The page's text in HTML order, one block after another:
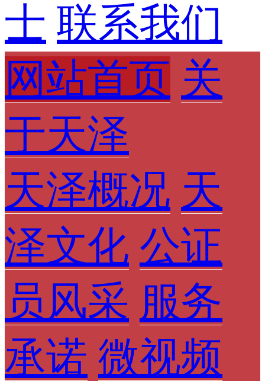
士 联系我们
网站首页 关
于天泽
天泽概况 天
泽文化 公证
员风采 服务
承诺 微视频